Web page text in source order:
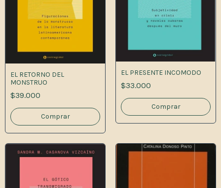
EL RETORNO DEL
MONSTRUO
$39.000
EL PRESENTE INCOMODO
$33.000